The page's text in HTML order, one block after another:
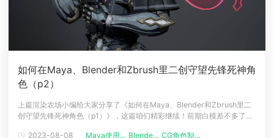
Maya AI渲染方案
Maya AI渲染方案
Maya AI渲染方案
Maya AI渲染方案
Maya AI渲染方案
Maya AI渲染方案
云制作价格
云制作价格
云制作价格
云制作价格
云制作价格
云制作价格
新闻资讯
渲染大赛
泛CG交流会
新闻资讯
渲染大赛
泛CG交流会
新闻资讯
渲染大赛
泛CG交流会
新闻资讯
渲染大赛
泛CG交流会
新闻资讯
渲染大赛
泛CG交流会
新闻资讯
渲染大赛
泛CG交流会
特惠专区
青云平台
教育优惠
青云平台
教育优惠
青云平台
教育优惠
青云平台
教育优惠
青云平台
教育优惠
青云平台
教育优惠
如何在Maya、Blender和Zbrush里二创守望先锋死神角
色（p2）
上篇渲染农场小编给大家分享了《如何在Maya、Blender和Zbrush里二
创守望先锋死神角色（p1）》，这篇咱们精彩继续！前期白模差不多了，
2023-08-08 Maya使用... Blende... CG角色制作...